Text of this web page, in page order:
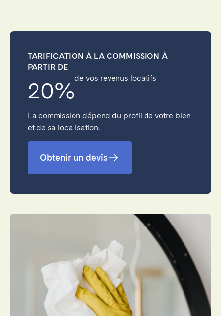
TARIFICATION À LA COMMISSION À
PARTIR DE
20%de vos revenus locatifs
La commission dépend du profil de votre bien
et de sa localisation.
Obtenir un devis